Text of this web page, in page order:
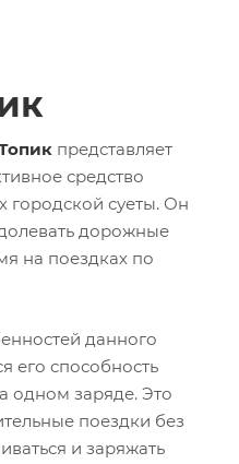
представляет
средство
городской суеты. Он
дорожные
на поездках по
данного
его способность
одном заряде. Это
поездки без
и заряжать